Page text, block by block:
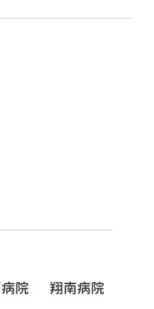
院 翔南病院